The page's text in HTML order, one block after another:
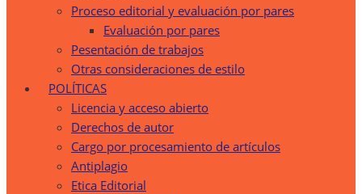
Proceso editorial y evaluación por pares
Evaluación por pares
Pesentación de trabajos
Otras consideraciones de estilo
POLÍTICAS
Licencia y acceso abierto
Derechos de autor
Cargo por procesamiento de artículos
Antiplagio
Etica Editorial